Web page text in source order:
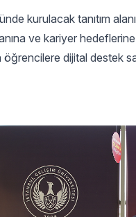
kurulacak tanıtım
ve kariyer
öğrencilere dijital destek